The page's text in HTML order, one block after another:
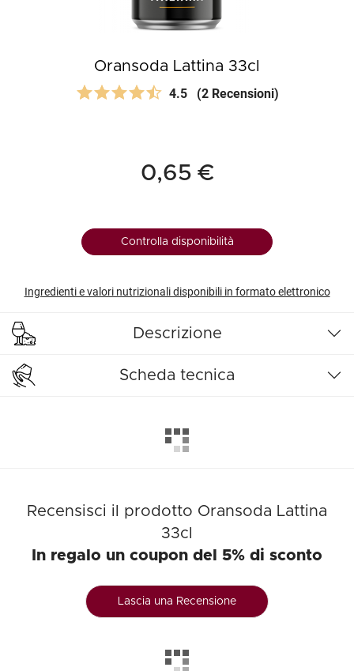
Oransoda Lattina 33cl
4.5 (2 Recensioni)
0,65 €
Controlla disponibilità
Ingredienti e valori nutrizionali disponibili in formato elettronico
Descrizione
Scheda tecnica
Recensisci il prodotto Oransoda Lattina
33cl
In regalo un coupon del 5% di sconto
Lascia una Recensione